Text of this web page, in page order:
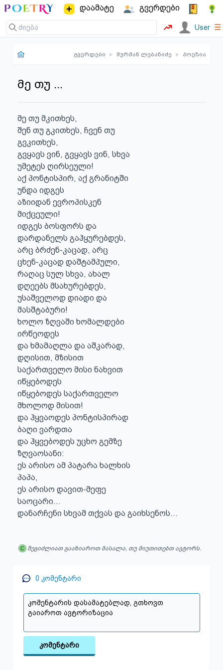
დაამატე გვერდები
User ☰
გვერდები ▸ მურმან ლებანიძე ▸ პოეზია
მე თუ ...
მე თუ მკითხეს,
შენ თუ გკითხეს, ჩვენ თუ
გვკითხეს,
გვყავს ვინ, გვყავს ვინ, სხვა
უმეტეს ღირსეული!
აქ პონტისპირ, აქ გრანიტში
უნდა იდგეს
აზიიდან ევროპისკენ
მიქცეული!
იდგეს ბოსფორს და
დარდანელს გაჰყურებდეს,
არც ბრძენ-კაცად, არც
ცხენ-კაცად დაშტამპული,
რაღაც სულ სხვა, ახალ
დღეებს მსახურებდეს,
უსაშველოდ დიადი და
მასშტაბური!
ხოლო ზღვაში ხომალდები
ირწეოდეს
და ხმამაღლა და აშკარად,
დღისით, მზისით
საქართველო მისი ნახვით
იწყებოდეს
იწყებოდეს საქართველო
მხოლოდ მისით!
და ჰყვაოდეს პონტისპირად
ბაღი ვარდთა
და ჰყვებოდეს უცხო გემზე
ზღვაოსანი:
ეს არისო ამ პატარა ხალხის
პაპა,
ეს არისო დავით-მეფე
საოცარი…
დანარჩენი სხვამ თქვას და გაიხსენოს…
შეგიძლიათ გააზიაროთ მასალა, თუ მიუთითებთ ავტორს.
0 კომენტარი
კომენტარი